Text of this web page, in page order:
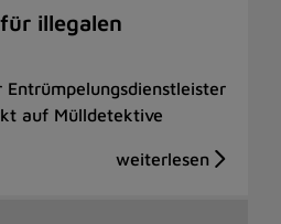
illegalen
Entrümpelungsdienstleister
auf Mülldetektive